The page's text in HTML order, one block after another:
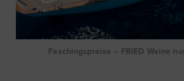
Faschingspreise – FRIED Weine